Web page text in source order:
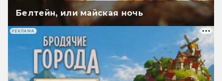
Белтейн, или майская ночь
РЕКЛАМА